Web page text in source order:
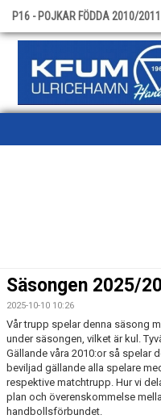
P16 - POJKAR FÖDDA 2010/
TRUPPEN
BILDGALLERI
DOKUMENT
KONTAKT
Säsongen 2025/
2025-10-10 10:26
Vår trupp spelar denna säsong
under säsongen, vilket är kul.
Gällande våra 2010:or så spelar
beviljad gällande alla spelare
respektive matchtrupp. Hur vi
plan och överenskommelse
handbollsförbundet.